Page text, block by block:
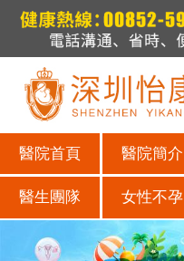
醫院首頁 醫院簡介
醫生團隊 女性不孕